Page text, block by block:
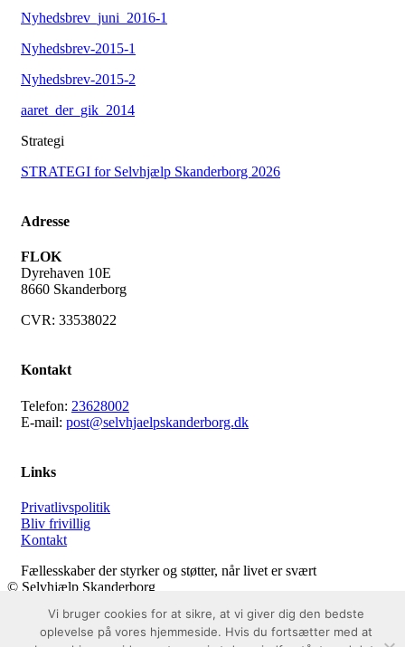
Nyhedsbrev_juni_2016-1
Nyhedsbrev-2015-1
Nyhedsbrev-2015-2
aaret_der_gik_2014
Strategi
STRATEGI for Selvhjælp Skanderborg 2026
Adresse
FLOK
Dyrehaven 10E
8660 Skanderborg
CVR: 33538022
Kontakt
Telefon: 23628002
E-mail: post@selvhjaelpskanderborg.dk
Links
Privatlivspolitik
Bliv frivillig
Kontakt
Fællesskaber derstyrkerog støtter, når livet er svært
© Selvhjælp Skanderborg
Hjemmesiden er lavet af Line Bukhave
Vi bruger cookies for at sikre, at vi giver dig den bedste
oplevelse på vores hjemmeside. Hvis du fortsætter med at